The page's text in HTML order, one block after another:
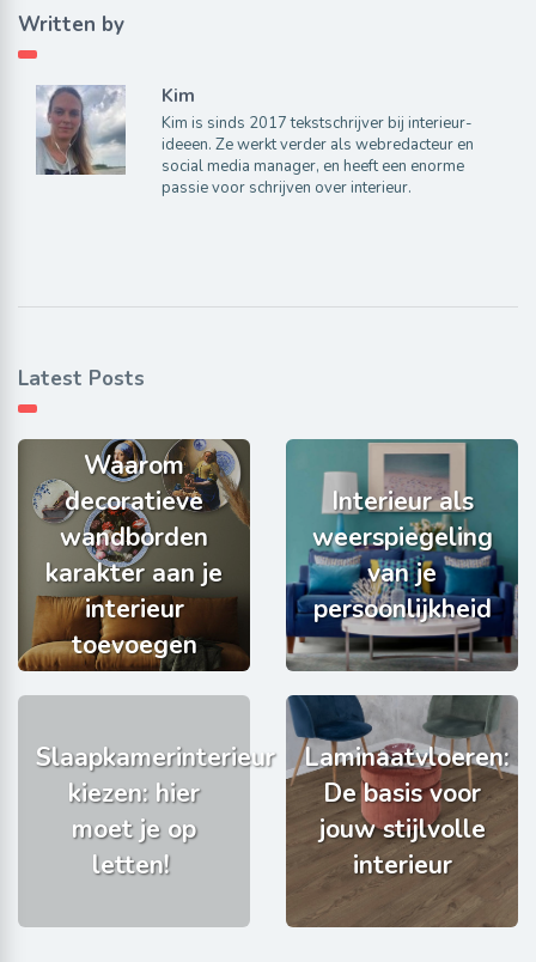
Written by
Kim
Kim is sinds 2017 tekstschrijver bij interieur-
ideeen. Ze werkt verder als webredacteur en
social media manager, en heeft een enorme
passie voor schrijven over interieur.
Latest Posts
Waarom
decoratieve
wandborden
karakter aan je
interieur
toevoegen
Interieur als
weerspiegeling
van je
persoonlijkheid
Slaapkamerinterieur
kiezen: hier
moet je op
letten!
Laminaatvloeren:
De basis voor
jouw stijlvolle
interieur